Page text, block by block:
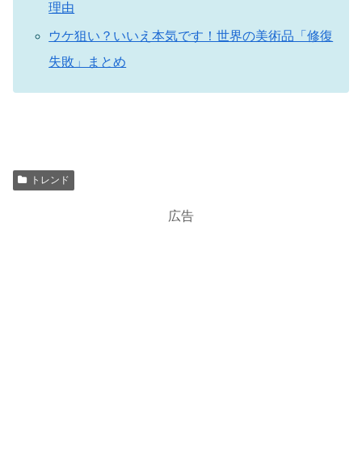
理由
ウケ狙い？いいえ本気です！世界の美術品「修復
失敗」まとめ
トレンド
広告